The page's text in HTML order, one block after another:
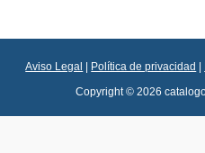
Aviso Legal Política de privacidad
Copyright © 2026